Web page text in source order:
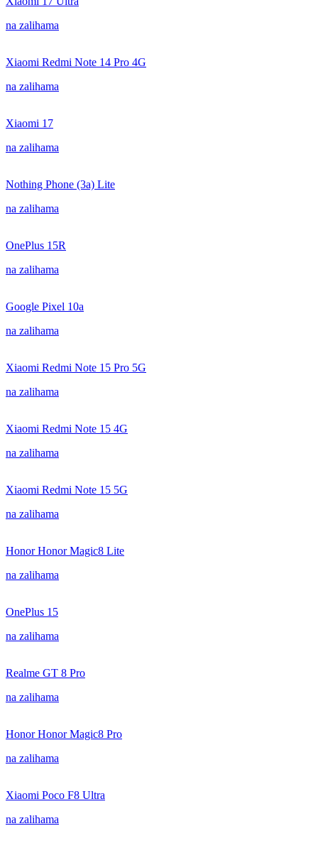
na zalihama
Xiaomi Redmi Note 14 Pro 4G
na zalihama
Xiaomi 17
na zalihama
Nothing Phone (3a) Lite
na zalihama
OnePlus 15R
na zalihama
Google Pixel 10a
na zalihama
Xiaomi Redmi Note 15 Pro 5G
na zalihama
Xiaomi Redmi Note 15 4G
na zalihama
Xiaomi Redmi Note 15 5G
na zalihama
Honor Honor Magic8 Lite
na zalihama
OnePlus 15
na zalihama
Realme GT 8 Pro
na zalihama
Honor Honor Magic8 Pro
na zalihama
Xiaomi Poco F8 Ultra
na zalihama